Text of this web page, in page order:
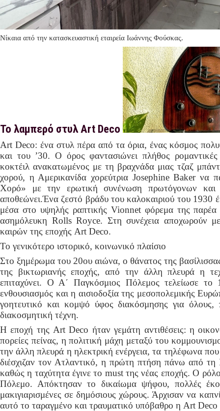
Νίκαια από την κατασκευαστική εταιρεία Ιωάννης Φούσκας.
Το λαμπερό στυλ Art Deco
Art Deco: ένα στυλ πέρα από τα όρια, ένας κόσμος
και του ’30. Ο όρος φαντασιώνει πλήθος
κοκτέιλ ανακατωμένος με τη βραχνάδα μιας τζαζ
χορού, η Αμερικανίδα χορεύτρια Josephine Baker να
Χορό» με την ερωτική συνένωση πρωτόγονων και
αποθεώνει.Ένα ζεστό βράδυ του καλοκαιριού του 1930
μέσα στο υψηλής ραπτικής Vionnet φόρεμα της
ασημόλευκη Rolls Royce. Στη συνέχεια αποχωρούν
καιρών της εποχής Art Deco.
Το γενικότερο ιστορικό, κοινωνικό πλαίσιο
Στο ξημέρωμα του 20ου αιώνα, ο θάνατος της
της βικτωριανής εποχής, από την άλλη πλευρά η
επιταχύνει. Ο Α΄ Παγκόσμιος Πόλεμος τελείωσε
ενθουσιασμός και η αισιοδοξία της μεσοπολεμικής
γοητευτικό και κομψό ύφος διακόσμησης για
διακοσμητική τέχνη.
Η εποχή της Art Deco ήταν γεμάτη αντιθέσεις: η
πορείες πείνας, η πολιτική μάχη μεταξύ του
την άλλη πλευρά η ηλεκτρική ενέργεια, τα τηλέφωνα
διέσχιζαν τον Ατλαντικό, η πρώτη πτήση πάνω από
καθώς η ταχύτητα έγινε το must της νέας εποχής. Ο
Πόλεμο. Απόκτησαν το δικαίωμα ψήφου, πολλές
μακιγιαρισμένες σε δημόσιους χώρους. Άρχισαν να
αυτό το ταραγμένο και τραυματικό υπόβαθρο η Art